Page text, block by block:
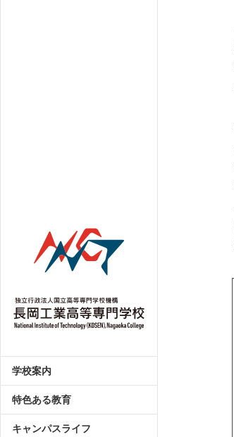
学校案内
特色ある教育
キャンパスライフ